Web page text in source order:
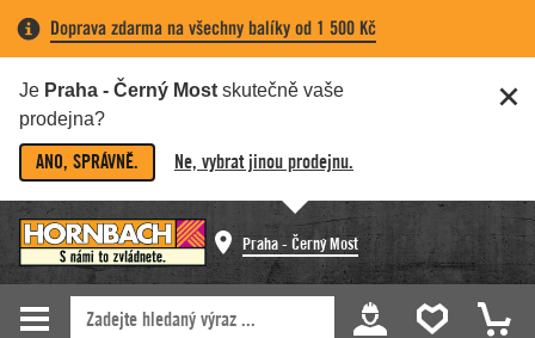
Doprava zdarma na všechny balíky od 1 500 Kč
Je Praha - Černý Most skutečně vaše
prodejna?
ANO, SPRÁVNĚ. Ne, vybrat jinou prodejnu.
Praha - Černý Most